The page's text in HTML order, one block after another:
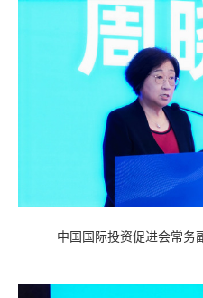
中国国际投资促进会常务